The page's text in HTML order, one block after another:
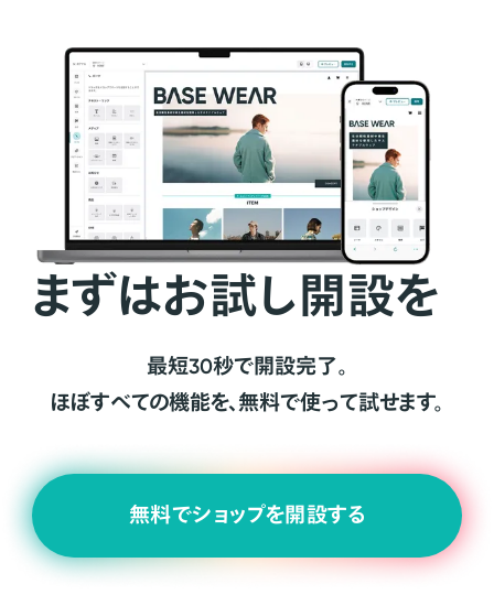
まずはお試し開設を
最短30秒で開設完了。
ほぼすべての機能を、無料で使って試せます。
無料でショップを開設する